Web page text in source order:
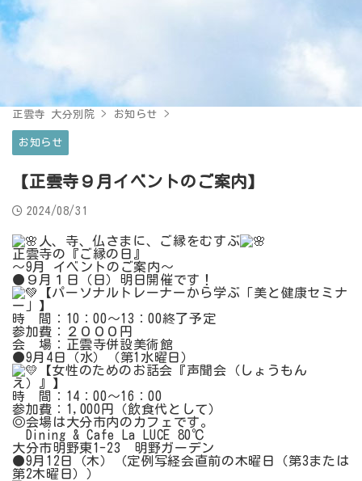
正雲寺 大分別院 > お知らせ >
お知らせ
【正雲寺９月イベントのご案内】
2024/08/31
人、寺、仏さまに、ご縁をむすぶ
正雲寺の『ご縁の日』
～9月 イベントのご案内～
●９月１日（日）明日開催です！
【パーソナルトレーナーから学ぶ「美と健康セミナ
ー」】
時 間：10：00～13：00終了予定
参加費：２０００円
会 場：正雲寺併設美術館
●9月4日（水）（第1水曜日）
【女性のためのお話会『声聞会（しょうもん
え）』】
時 間：14：00～16：00
参加費：1,000円（飲食代として）
◎会場は大分市内のカフェです。
Dining & Cafe La LUCE 80℃
大分市明野東1-23 明野ガーデン
●9月12日（木）（定例写経会直前の木曜日（第3または
第2木曜日））